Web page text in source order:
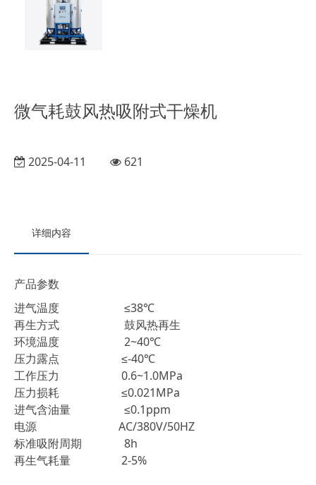
微气耗鼓风热吸附式干燥机
2025-04-11 621
详细内容
产品参数
进气温度 ≤38℃
再生方式 鼓风热再生
环境温度 2~40℃
压力露点 ≤-40℃
工作压力 0.6~1.0MPa
压力损耗 ≤0.021MPa
进气含油量 ≤0.1ppm
电源 AC/380V/50HZ
标准吸附周期 8h
再生气耗量 2-5%